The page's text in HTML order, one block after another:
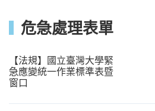
危急處理表單
【法規】國立臺灣大學緊
急應變統一作業標準表暨
窗口